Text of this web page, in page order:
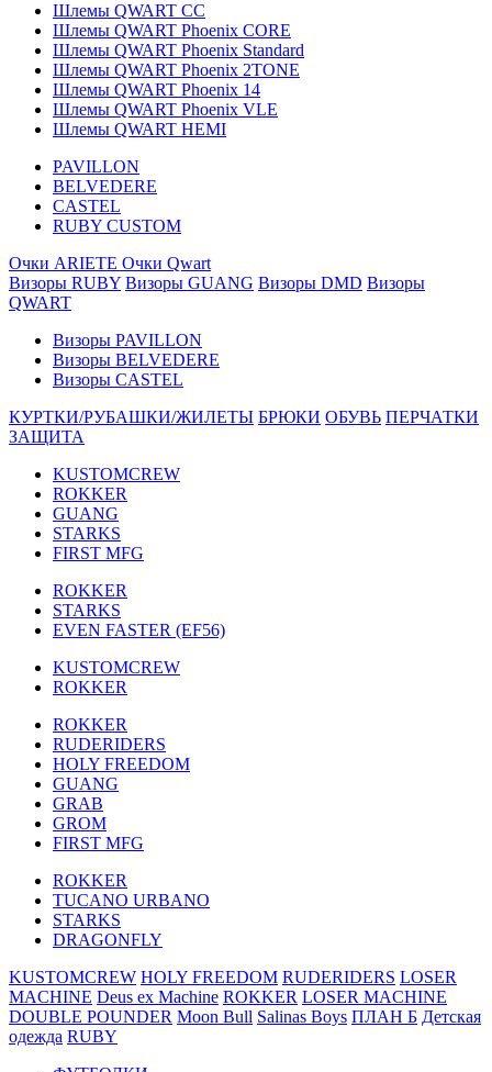
Шлемы QWART CC
Шлемы QWART Phoenix CORE
Шлемы QWART Phoenix Standard
Шлемы QWART Phoenix 2TONE
Шлемы QWART Phoenix 14
Шлемы QWART Phoenix VLE
Шлемы QWART HEMI
PAVILLON
BELVEDERE
CASTEL
RUBY CUSTOM
Очки ARIETE Очки Qwart
Визоры RUBY Визоры GUANG Визоры DMD Визоры
QWART
Визоры PAVILLON
Визоры BELVEDERE
Визоры CASTEL
КУРТКИ/РУБАШКИ/ЖИЛЕТЫ БРЮКИ ОБУВЬ ПЕРЧАТКИ
ЗАЩИТА
KUSTOMCREW
ROKKER
GUANG
STARKS
FIRST MFG
ROKKER
STARKS
EVEN FASTER (EF56)
KUSTOMCREW
ROKKER
ROKKER
RUDERIDERS
HOLY FREEDOM
GUANG
GRAB
GROM
FIRST MFG
ROKKER
TUCANO URBANO
STARKS
DRAGONFLY
KUSTOMCREW HOLY FREEDOM RUDERIDERS LOSER
MACHINE Deus ex Machine ROKKER LOSER MACHINE
DOUBLE POUNDER Moon Bull Salinas Boys ПЛАН Б Детская
одежда RUBY